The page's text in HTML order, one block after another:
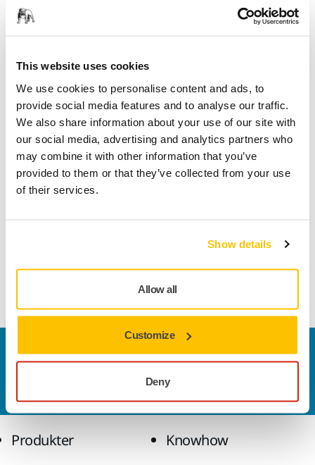
This website uses cookies
We use cookies to personalise content and ads, to
provide social media features and to analyse our traffic.
We also share information about your use of our site with
our social media, advertising and analytics partners who
may combine it with other information that you’ve
provided to them or that they’ve collected from your use
of their services.
Show details
Allow all
Customize
Deny
Tekniske detaljer
Længde 150 mm
Egnet til
Kontakt os
ekspertsupportteam besvare dine spørgsmål.
Produkter Knowhow